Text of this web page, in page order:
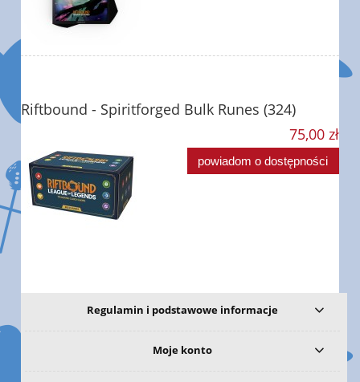
Riftbound - Spiritforged Bulk Runes (324)
75,00 zł
powiadom o dostępności
Regulamin i podstawowe informacje
Moje konto